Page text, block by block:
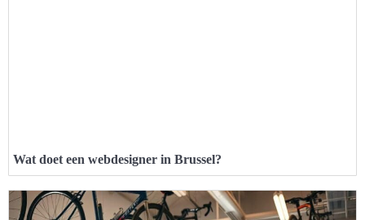
Wat doet een webdesigner in Brussel?